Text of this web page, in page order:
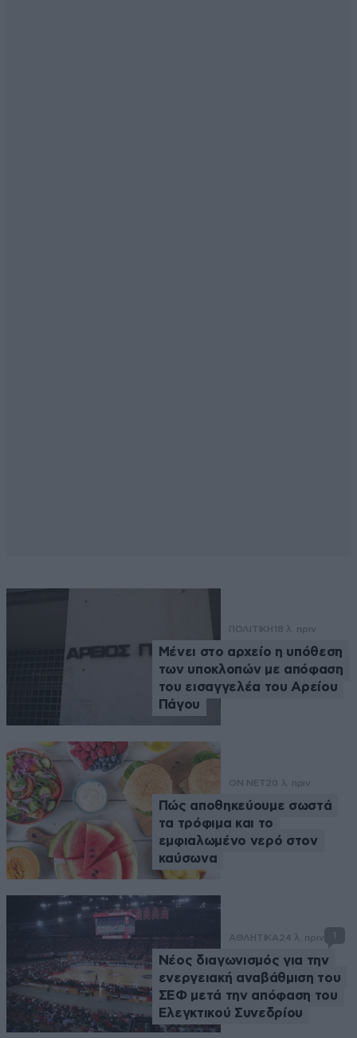
ΠΟΛΙΤΙΚΗ 18 λ. πριν
Μένει στο αρχείο η υπόθεση
των υποκλοπών με απόφαση
του εισαγγελέα του Αρείου
Πάγου
ON NET20 λ. πριν
Πώς αποθηκεύουμε σωστά
τα τρόφιμα και το
εμφιαλωμένο νερό στον
καύσωνα
ΑΘΛΗΤΙΚΑ24 λ. πριν
Νέος διαγωνισμός για την
ενεργειακή αναβάθμιση του
ΣΕΦ μετά την απόφαση του
Ελεγκτικού Συνεδρίου